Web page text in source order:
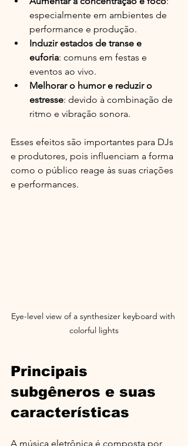
especialmente em ambientes de
performance e produção.
Induzir estados de transe e
euforia: comuns em festas e
eventos ao vivo.
Melhorar o humor e reduzir o
estresse: devido à combinação de
ritmo e vibração sonora.
Esses efeitos são importantes para DJs
e produtores, pois influenciam a forma
como o público reage às suas criações
e performances.
Eye-level view of a synthesizer keyboard with
colorful lights
Principais
subgêneros e suas
características
A música eletrônica é composta por